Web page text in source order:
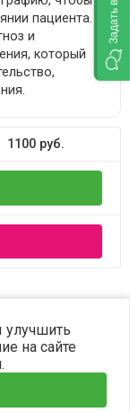
пациента.
и
который
1100 руб.
на сайте